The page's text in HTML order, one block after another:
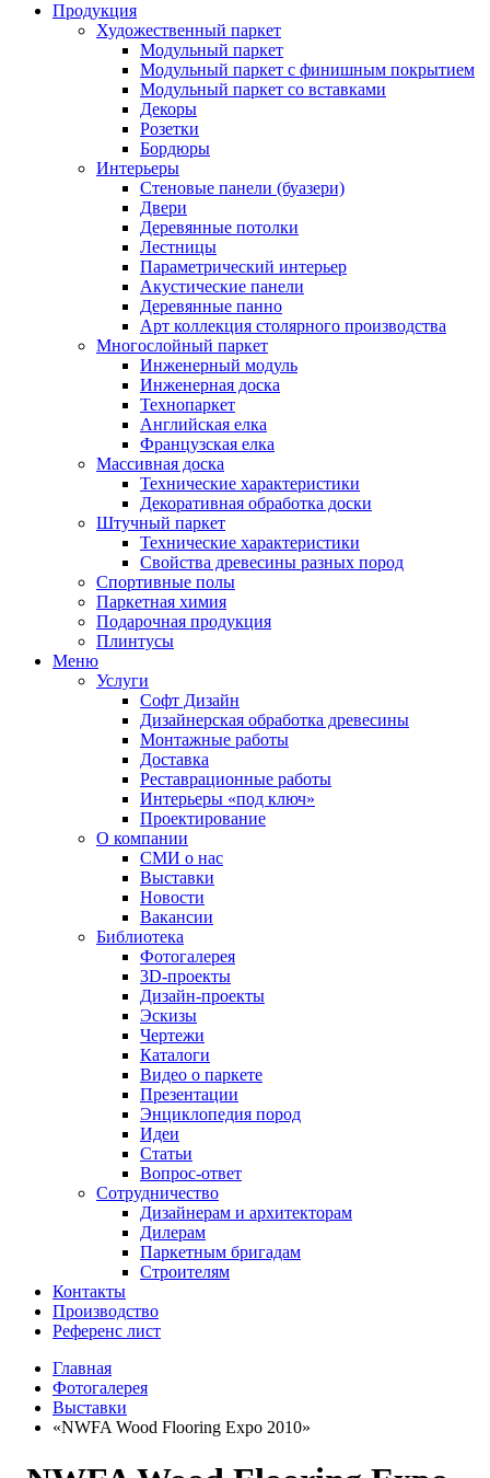
Продукция
Художественный паркет
Модульный паркет
Модульный паркет с финишным покрытием
Модульный паркет со вставками
Декоры
Розетки
Бордюры
Интерьеры
Стеновые панели (буазери)
Двери
Деревянные потолки
Лестницы
Параметрический интерьер
Акустические панели
Деревянные панно
Арт коллекция столярного производства
Многослойный паркет
Инженерный модуль
Инженерная доска
Технопаркет
Английская елка
Французская елка
Массивная доска
Технические характеристики
Декоративная обработка доски
Штучный паркет
Технические характеристики
Свойства древесины разных пород
Спортивные полы
Паркетная химия
Подарочная продукция
Плинтусы
Меню
Услуги
Софт Дизайн
Дизайнерская обработка древесины
Монтажные работы
Доставка
Реставрационные работы
Интерьеры «под ключ»
Проектирование
О компании
СМИ о нас
Выставки
Новости
Вакансии
Библиотека
Фотогалерея
3D-проекты
Дизайн-проекты
Эскизы
Чертежи
Каталоги
Видео о паркете
Презентации
Энциклопедия пород
Идеи
Статьи
Вопрос-ответ
Сотрудничество
Дизайнерам и архитекторам
Дилерам
Паркетным бригадам
Строителям
Контакты
Производство
Референс лист
Главная
Фотогалерея
Выставки
«NWFA Wood Flooring Expo 2010»